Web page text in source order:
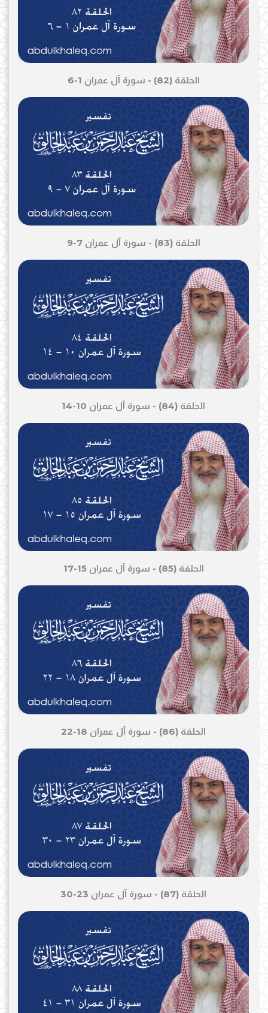
الحلقة (82) - سورة آل عمران 1-6
الحلقة (83) - سورة آل عمران 7-9
الحلقة (84) - سورة آل عمران 10-14
الحلقة (85) - سورة آل عمران 15-17
الحلقة (86) - سورة آل عمران 18-22
الحلقة (87) - سورة آل عمران 23-30